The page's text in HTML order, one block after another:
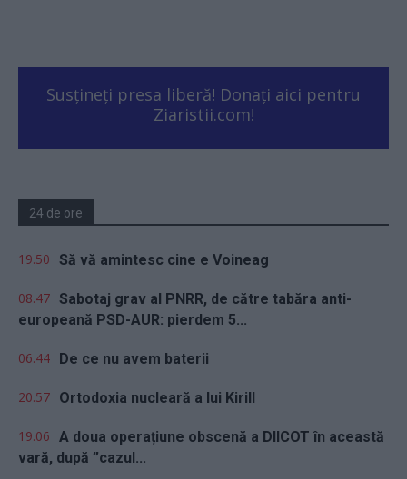
Susțineți presa liberă! Donați aici pentru
Ziaristii.com!
24 de ore
19.50 Să vă amintesc cine e Voineag
08.47 Sabotaj grav al PNRR, de către tabăra anti-
europeană PSD-AUR: pierdem 5...
06.44 De ce nu avem baterii
20.57 Ortodoxia nucleară a lui Kirill
19.06 A doua operațiune obscenă a DIICOT în această
vară, după ”cazul...